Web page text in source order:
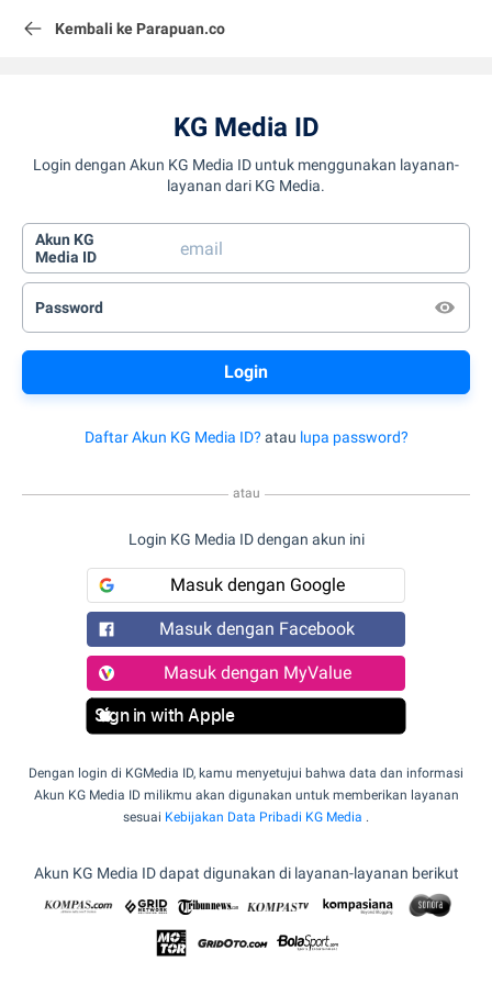
Kembali ke Parapuan.co
KG Media ID
Login dengan Akun KG Media ID untuk menggunakan layanan-
layanan dari KG Media.
Akun KG
Media ID
Password
Daftar Akun KG Media ID? atau lupa password?
atau
Login KG Media ID dengan akun ini
Masuk dengan Google
Masuk dengan Facebook
Masuk dengan MyValue
Sign in with Apple
Dengan login di KGMedia ID, kamu menyetujui bahwa data dan informasi
Akun KG Media ID milikmu akan digunakan untuk memberikan layanan
sesuai Kebijakan Data Pribadi KG Media .
Akun KG Media ID dapat digunakan di layanan-layanan berikut